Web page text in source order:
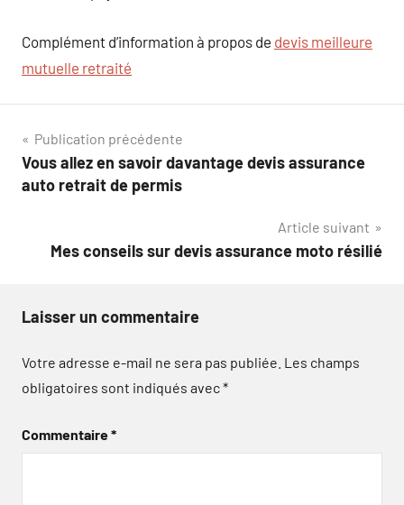
Complément d’information à propos de devis meilleure
mutuelle retraité
Navigation
de
Publication précédente
Vous allez en savoir davantage devis assurance
auto retrait de permis
Article suivant
Mes conseils sur devis assurance moto résilié
Laisser un commentaire
Votre adresse e-mail ne sera pas publiée. Les champs
obligatoires sont indiqués avec*
Commentaire*